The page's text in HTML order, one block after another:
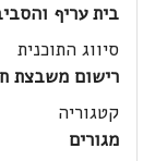
בית עריף
סיווג התוכנית
רישום משבצת
קטגוריה
מגורים